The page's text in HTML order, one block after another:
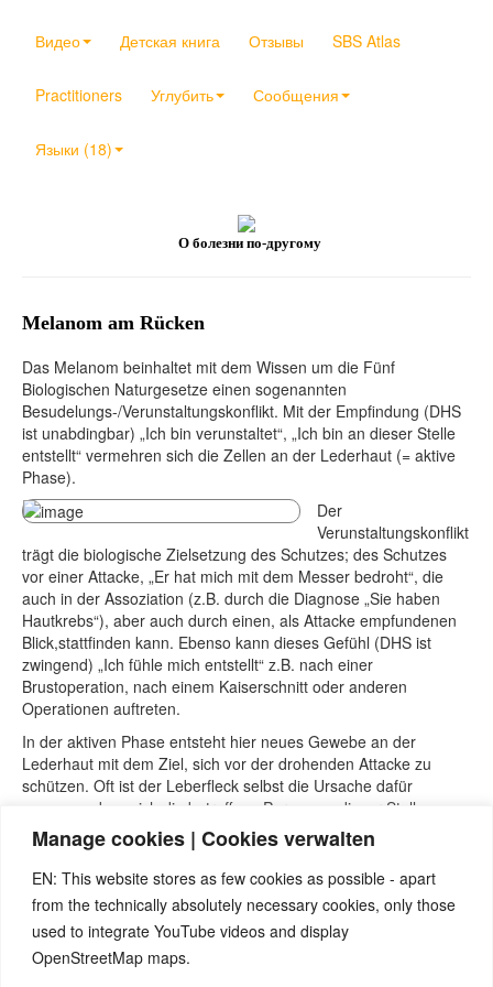
Manage cookies | Cookies verwalten
EN: This website stores as few cookies as possible - apart
from the technically absolutely necessary cookies, only those
used to integrate YouTube videos and display
OpenStreetMap maps.
Видео Детская книга Отзывы SBS Atlas
Practitioners Углубить Сообщения
Языки (18)
О болезни по-другому
Melanom am Rücken
Das Melanom beinhaltet mit dem Wissen um die Fünf
Biologischen Naturgesetze einen sogenannten
Besudelungs-/Verunstaltungskonflikt. Mit der Empfindung (DHS
ist unabdingbar) „Ich bin verunstaltet“, „Ich bin an dieser Stelle
entstellt“ vermehren sich die Zellen an der Lederhaut (= aktive
Phase).
Der
Verunstaltungskonflikt
trägt die biologische Zielsetzung des Schutzes; des Schutzes
vor einer Attacke, „Er hat mich mit dem Messer bedroht“, die
auch in der Assoziation (z.B. durch die Diagnose „Sie haben
Hautkrebs“), aber auch durch einen, als Attacke empfundenen
Blick,stattfinden kann. Ebenso kann dieses Gefühl (DHS ist
zwingend) „Ich fühle mich entstellt“ z.B. nach einer
Brustoperation, nach einem Kaiserschnitt oder anderen
Operationen auftreten.
In der aktiven Phase entsteht hier neues Gewebe an der
Lederhaut mit dem Ziel, sich vor der drohenden Attacke zu
schützen. Oft ist der Leberfleck selbst die Ursache dafür
gewesen, dass sich die betroffene Person an dieser Stelle
verunstaltet gefühlt hat. Vielleicht wurde der „harmlose
Leberfleck“ bei dem jährlichen „General-Check“ jedes Mal
genauer inspiziert. Aussagen des Therapeuten, wie z.B. „Das
sollten wir im Auge behalten“, „Das könnte bösartig werden“
usw. reichen oftmals schon aus, um ein DHS zu starten. In
diesem Fall tritt ein Melanom mit Pigment auf. Ein
amelanotisches Melanom (ohne Pigment) unterscheidet sich